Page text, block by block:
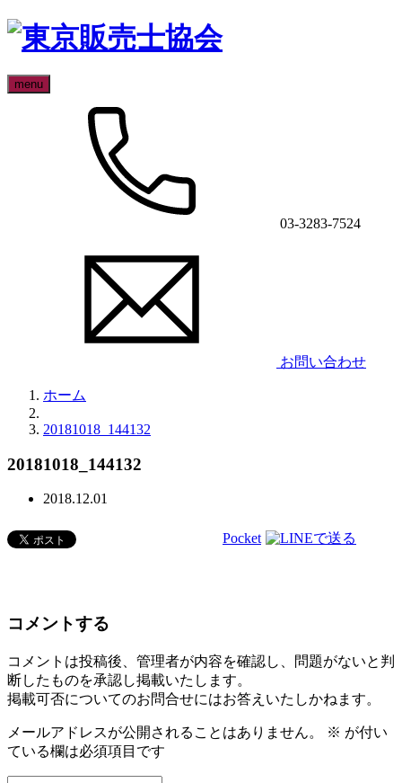
menu
03-3283-7524
お問い合わせ
ホーム
20181018_144132
20181018_144132
2018.12.01
Pocket
コメントする
コメントは投稿後、管理者が内容を確認し、問題がないと判
断したものを承認し掲載いたします。
掲載可否についてのお問合せにはお答えいたしかねます。
メールアドレスが公開されることはありません。 ※ が付い
ている欄は必須項目です